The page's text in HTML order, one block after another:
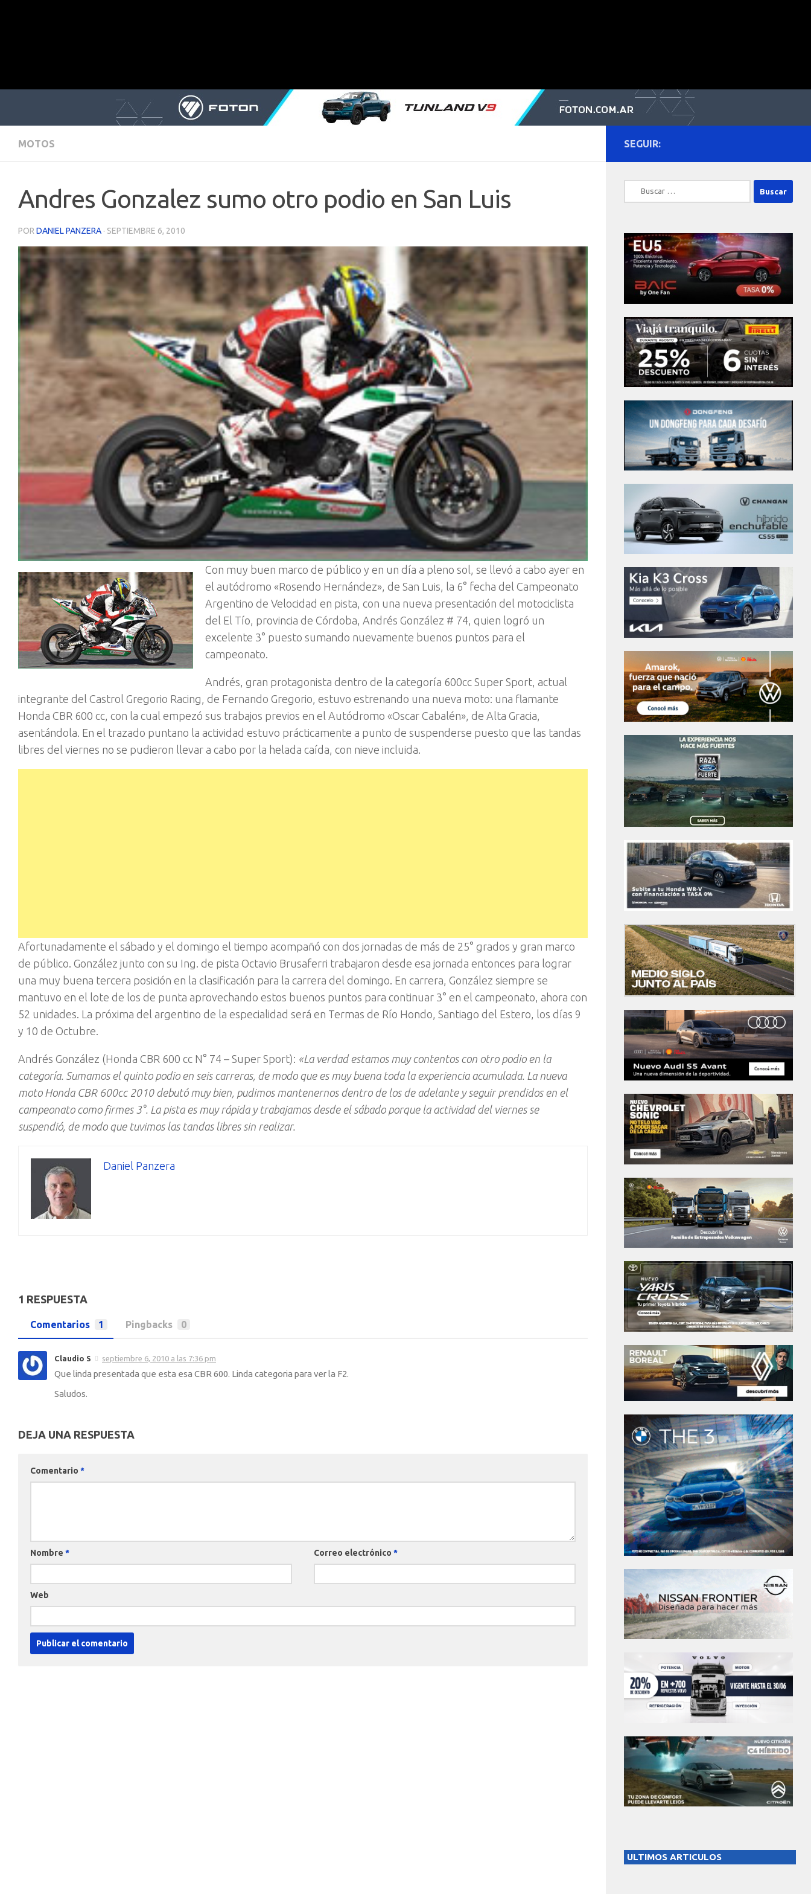
MOTOS
Andres Gonzalez sumo otro podio en San Luis
POR DANIEL PANZERA · SEPTIEMBRE 6, 2010
Con muy buen marco de público y en un día a pleno sol, se llevó a cabo ayer en
el autódromo «Rosendo Hernández», de San Luis, la 6° fecha del Campeonato
Argentino de Velocidad en pista, con una nueva presentación del motociclista
del El Tío, provincia de Córdoba, Andrés González # 74, quien logró un
excelente 3° puesto sumando nuevamente buenos puntos para el
campeonato.
Andrés, gran protagonista dentro de la categoría 600cc Super Sport, actual
integrante del Castrol Gregorio Racing, de Fernando Gregorio, estuvo estrenando una nueva moto: una flamante
Honda CBR 600 cc, con la cual empezó sus trabajos previos en el Autódromo «Oscar Cabalén», de Alta Gracia,
asentándola. En el trazado puntano la actividad estuvo prácticamente a punto de suspenderse puesto que las tandas
libres del viernes no se pudieron llevar a cabo por la helada caída, con nieve incluida.
Afortunadamente el sábado y el domingo el tiempo acompañó con dos jornadas de más de 25° grados y gran marco
de público. González junto con su Ing. de pista Octavio Brusaferri trabajaron desde esa jornada entonces para lograr
una muy buena tercera posición en la clasificación para la carrera del domingo. En carrera, González siempre se
mantuvo en el lote de los de punta aprovechando estos buenos puntos para continuar 3° en el campeonato, ahora con
52 unidades. La próxima del argentino de la especialidad será en Termas de Río Hondo, Santiago del Estero, los días 9
y 10 de Octubre.
Andrés González (Honda CBR 600 cc N° 74 – Super Sport): «La verdad estamos muy contentos con otro podio en la
categoría. Sumamos el quinto podio en seis carreras, de modo que es muy buena toda la experiencia acumulada. La nueva
moto Honda CBR 600cc 2010 debutó muy bien, pudimos mantenernos dentro de los de adelante y seguir prendidos en el
campeonato como firmes 3°. La pista es muy rápida y trabajamos desde el sábado porque la actividad del viernes se
suspendió, de modo que tuvimos las tandas libres sin realizar.
Daniel Panzera
1 RESPUESTA
Comentarios 1 Pingbacks 0
Claudio S septiembre 6, 2010 a las 7:36 pm
Que linda presentada que esta esa CBR 600. Linda categoria para ver la F2.
Saludos.
DEJA UNA RESPUESTA
Comentario *
Nombre * Correo electrónico*
Web
SEGUIR:
Buscar:
ULTIMOS ARTICULOS